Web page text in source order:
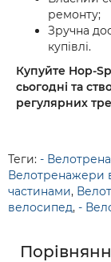
ремонту;
Зручна
купівлі.
Купуйте Hop-
сьогодні та
регулярних
Теги: -
Велотренажери
частинами,
велосипед, -